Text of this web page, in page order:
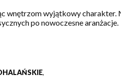
wnętrzom wyjątkowy charakter.
po nowoczesne aranżacje.
,